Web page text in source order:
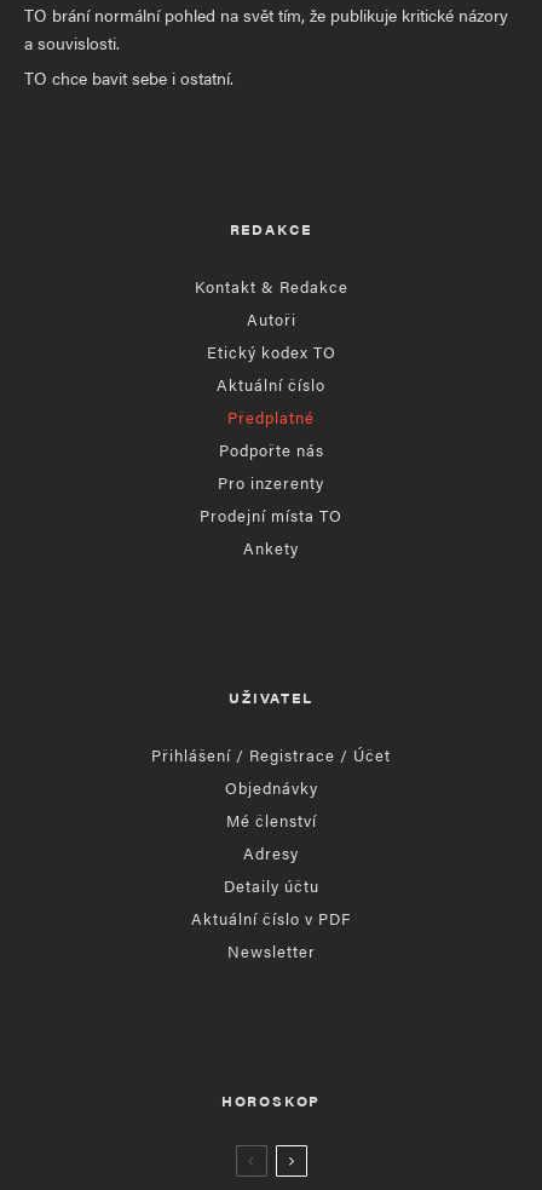
TO brání normální pohled na svět tím, že publikuje kritické názory
a souvislosti.
TO chce bavit sebe i ostatní.
REDAKCE
Kontakt & Redakce
Autoři
Etický kodex TO
Aktuální číslo
Předplatné
Podpořte nás
Pro inzerenty
Prodejní místa TO
Ankety
UŽIVATEL
Přihlášení / Registrace / Účet
Objednávky
Mé členství
Adresy
Detaily účtu
Aktuální číslo v PDF
Newsletter
HOROSKOP